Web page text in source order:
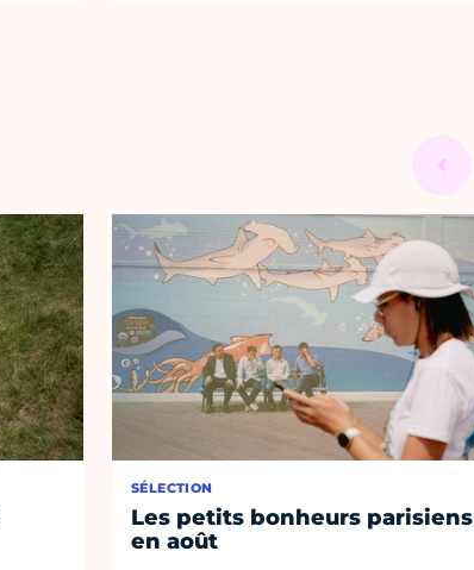
SÉLECTION
Les petits bonheurs parisiens
en août